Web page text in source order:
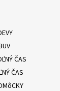
ČAS
ČAS